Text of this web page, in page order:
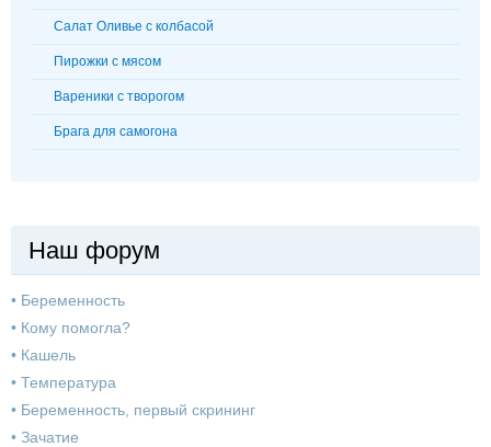
Салат Оливье с колбасой
Пирожки с мясом
Вареники с творогом
Брага для самогона
Наш форум
• Беременность
• Кому помогла?
• Кашель
• Температура
• Беременность, первый скрининг
• Зачатие